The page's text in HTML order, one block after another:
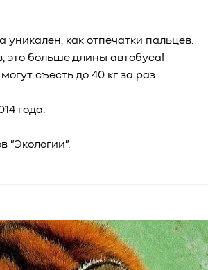
как отпечатки пальцев.
это больше длины автобуса!
съесть до 40 кг за раз.
года.
"Экологии".